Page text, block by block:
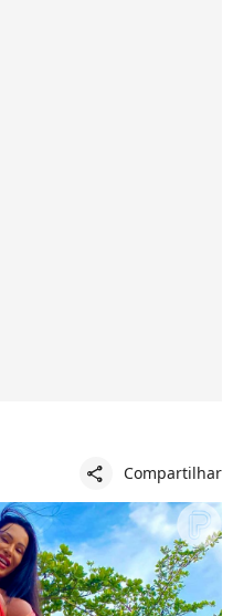
share Compartilhar